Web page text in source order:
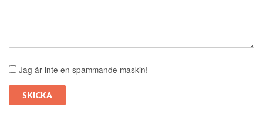
Jag är inte en spammande maskin!